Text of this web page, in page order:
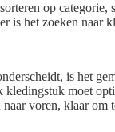
op
is het zoeken naar
is het
kledingstuk moet
voren, klaar om